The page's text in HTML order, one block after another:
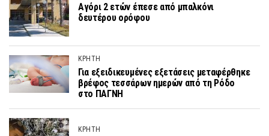
Αγόρι 2 ετών έπεσε από μπαλκόνι
δευτέρου ορόφου
ΚΡΗΤΗ
Για εξειδικευμένες εξετάσεις μεταφέρθηκε
βρέφος τεσσάρων ημερών από τη Ρόδο
στο ΠΑΓΝΗ
ΚΡΗΤΗ